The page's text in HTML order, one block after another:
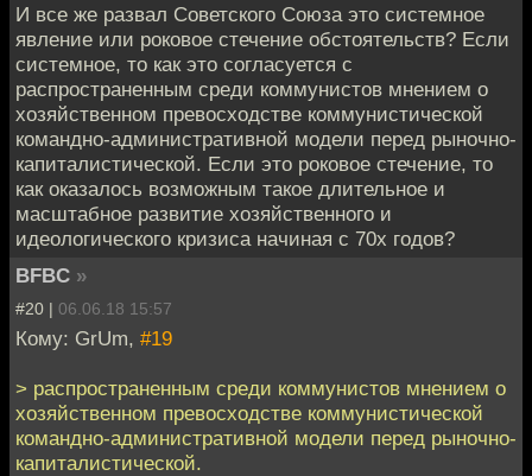
И все же развал Советского Союза это системное
явление или роковое стечение обстоятельств? Если
системное, то как это согласуется с
распространенным среди коммунистов мнением о
хозяйственном превосходстве коммунистической
командно-административной модели перед рыночно-
капиталистической. Если это роковое стечение, то
как оказалось возможным такое длительное и
масштабное развитие хозяйственного и
идеологического кризиса начиная с 70х годов?
BFBC »
#20 | 06.06.18 15:57
Кому: GrUm, #19
> распространенным среди коммунистов мнением о
хозяйственном превосходстве коммунистической
командно-административной модели перед рыночно-
капиталистической.